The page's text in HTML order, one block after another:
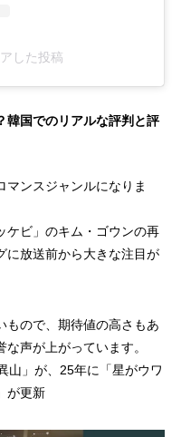
した投稿
韓国でのリアルな評判と評
マンスジャンルになりま
ケビ」のキム・ゴウンの再
に放送前から大きな注目が
もので、期待値の高さもあ
声が上がっています。
山」が、25年に「星がウワ
が更新